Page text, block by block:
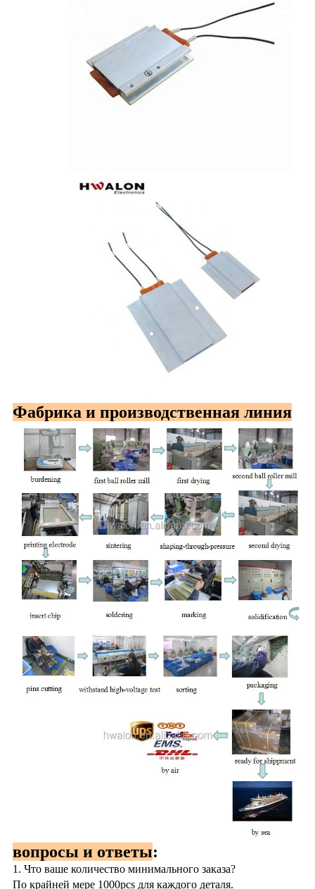
Фабрика и производственная линия
вопросы и ответы:
1. Что ваше количество минимального заказа?
По крайней мере 1000pcs для каждого деталя.